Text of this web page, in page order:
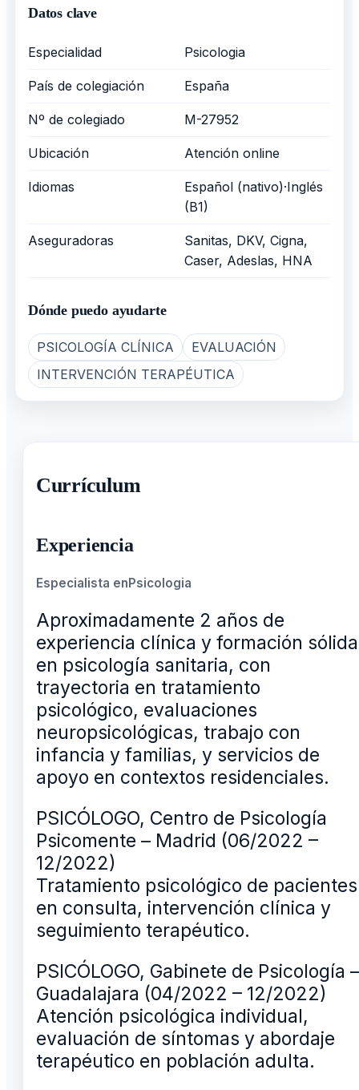
Datos clave
Especialidad Psicologia
País de colegiación España
Nº de colegiado M-27952
Ubicación Atención online
Idiomas
Español (nativo)·Inglés
(B1)
Aseguradoras
Sanitas, DKV, Cigna,
Caser, Adeslas, HNA
Dónde puedo ayudarte
PSICOLOGÍA CLÍNICA
EVALUACIÓN
INTERVENCIÓN TERAPÉUTICA
Currículum
Experiencia
Especialista enPsicologia
Aproximadamente 2 años de
experiencia clínica y formación sólida
en psicología sanitaria, con
trayectoria en tratamiento
psicológico, evaluaciones
neuropsicológicas, trabajo con
infancia y familias, y servicios de
apoyo en contextos residenciales.
PSICÓLOGO, Centro de Psicología
Psicomente – Madrid (06/2022 –
12/2022)
Tratamiento psicológico de pacientes
en consulta, intervención clínica y
seguimiento terapéutico.
PSICÓLOGO, Gabinete de Psicología –
Guadalajara (04/2022 – 12/2022)
Atención psicológica individual,
evaluación de síntomas y abordaje
terapéutico en población adulta.